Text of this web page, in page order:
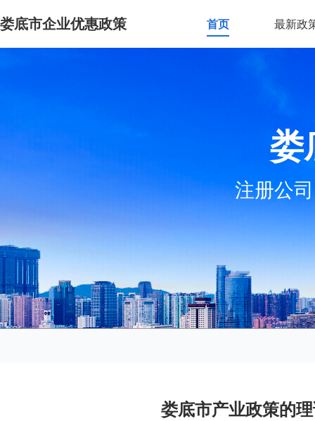
娄底市企业优惠政策 首页 最新政
娄
注册公
娄底市产业政策的